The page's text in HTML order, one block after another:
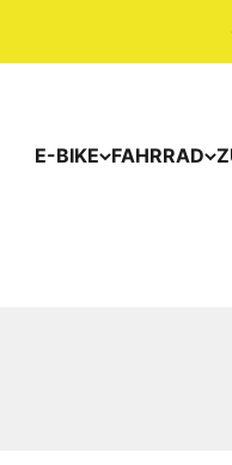
E-BIKE FAHRRAD